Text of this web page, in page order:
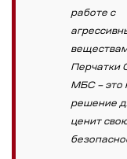
работе с
Перчатки
МБС – это
решение
ценит